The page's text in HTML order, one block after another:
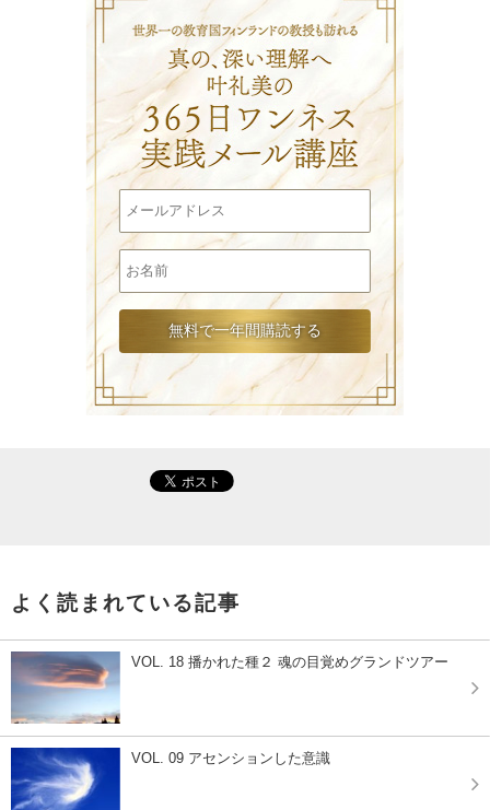
よく読まれている記事
VOL. 18 播かれた種２ 魂の目覚めグランドツアー
VOL. 09 アセンションした意識